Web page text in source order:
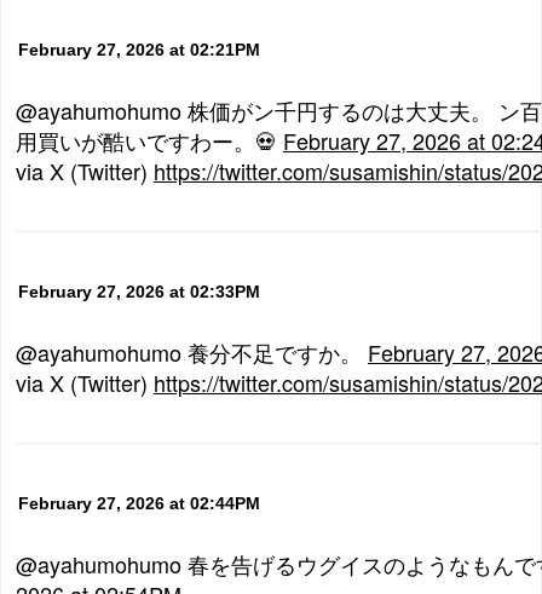
February 27, 2026 at 02:21PM
@ayahumohumo 株価がン千円するのは大丈夫。 ン
用買いが酷いですわー。💀 February 27, 2026 at
via X (Twitter) https://twitter.com/susamishin/status/
February 27, 2026 at 02:33PM
@ayahumohumo 養分不足ですか。 February 27,
via X (Twitter) https://twitter.com/susamishin/status/
February 27, 2026 at 02:44PM
@ayahumohumo 春を告げるウグイスのようなもん